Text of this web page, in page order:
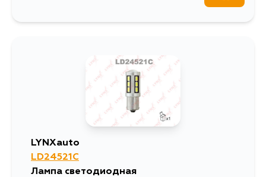
LYNXauto
LD24521C
Лампа светодиодная